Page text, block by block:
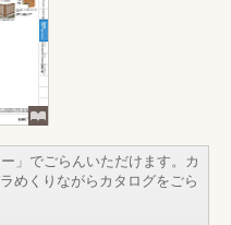
」でごらんいただけます。カ
めくりながらカタログをごら